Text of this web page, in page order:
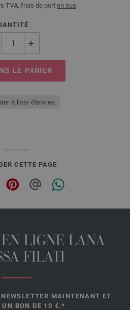
TVA, frais de porten sus
LE PANIER
à liste d'envies
CETTE PAGE
LIGNE LANA
FILATI
MAINTENANT ET
UN BON DE 10 €.*